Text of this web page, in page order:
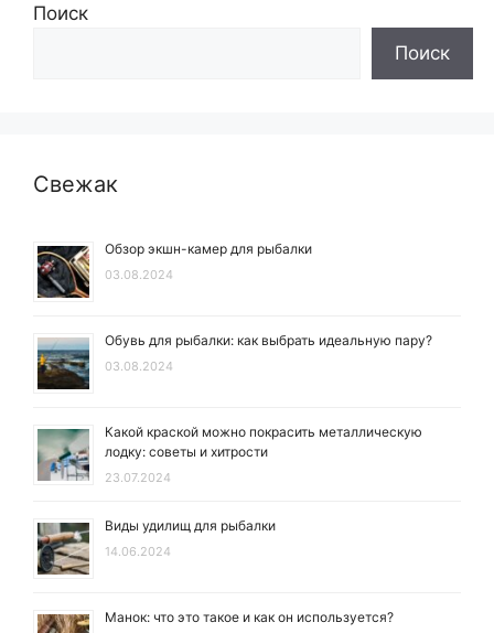
Поиск
Поиск
Свежак
Обзор экшн-камер для рыбалки
03.08.2024
Обувь для рыбалки: как выбрать идеальную пару?
03.08.2024
Какой краской можно покрасить металлическую
лодку: советы и хитрости
23.07.2024
Виды удилищ для рыбалки
14.06.2024
Манок: что это такое и как он используется?